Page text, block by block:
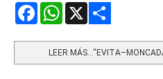
FacebookWhatsApp
LEER